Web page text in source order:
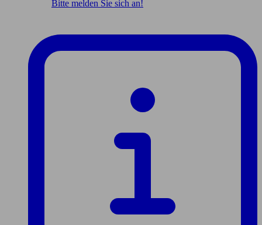
Bitte melden Sie sich an!